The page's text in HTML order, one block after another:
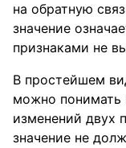
на обратную
значение
признаками не
В простейшем
можно понимать
изменений двух
значение не